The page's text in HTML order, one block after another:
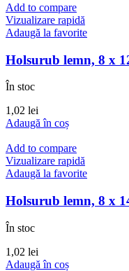
Add to compare
Vizualizare rapidă
Adaugă la favorite
Holsurub lemn, 8 x
În stoc
1,02 lei
Adaugă în coș
Add to compare
Vizualizare rapidă
Adaugă la favorite
Holsurub lemn, 8 x
În stoc
1,02 lei
Adaugă în coș